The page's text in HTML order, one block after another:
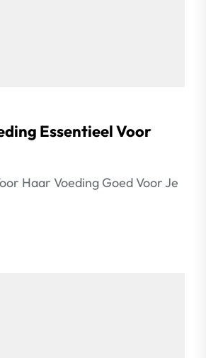
Essentieel Voor
Haar Voeding Goed Voor Je